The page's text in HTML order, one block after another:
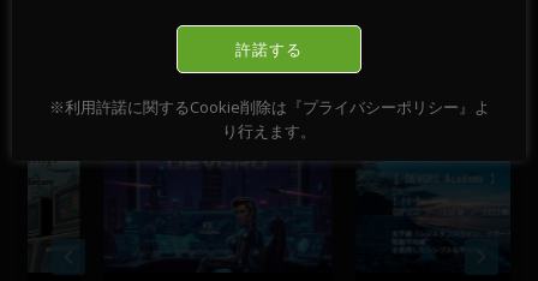
おすすめ記事
許諾する
※利用許諾に関するCookie削除は『プライバシーポリシー』よ
り行えます。